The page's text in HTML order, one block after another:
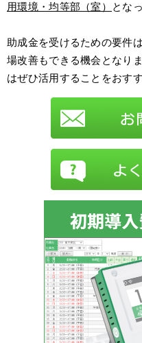
用環境・均等部（室）
とな
助成金を受けるための要件
場改善もできる機会となり
はぜひ活用することをおす